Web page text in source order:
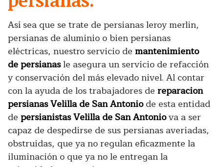
Así sea que se trate de persianas leroy merlin,
persianas de aluminio o bien persianas
eléctricas, nuestro servicio de mantenimiento
de persianasle asegura un servicio de refacción
y conservación del más elevado nivel. Al contar
con la ayuda de los trabajadores de reparacion
persianas Velilla de San Antoniode esta entidad
de persianistas Velilla de San Antoniova a ser
capaz de despedirse de sus persianas averiadas,
obstruidas, que ya no regulan eficazmente la
iluminación o que ya no le entregan la